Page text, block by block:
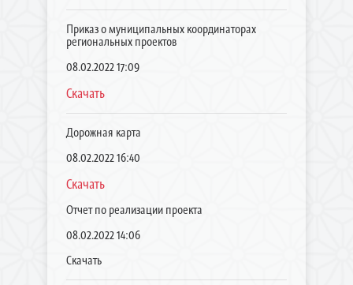
Приказ о муниципальных координаторах
региональных проектов
08.02.2022 17:09
Скачать
Дорожная карта
08.02.2022 16:40
Скачать
Отчет по реализации проекта
08.02.2022 14:06
Скачать